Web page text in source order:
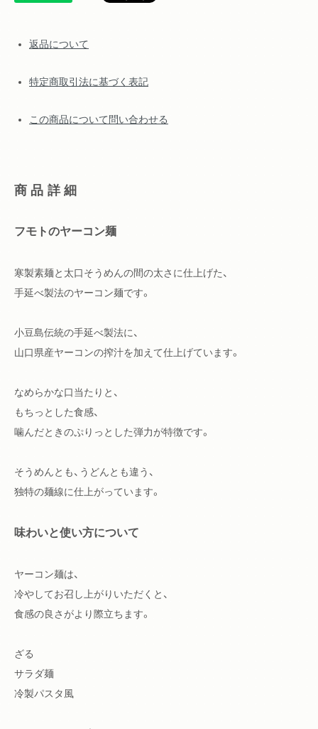
返品について
特定商取引法に基づく表記
この商品について問い合わせる
商品詳細
フモトのヤーコン麺
寒製素麺と太口そうめんの間の太さに仕上げた、
手延べ製法のヤーコン麺です。
小豆島伝統の手延べ製法に、
山口県産ヤーコンの搾汁を加えて仕上げています。
なめらかな口当たりと、
もちっとした食感、
噛んだときのぷりっとした弾力が特徴です。
そうめんとも、うどんとも違う、
独特の麺線に仕上がっています。
味わいと使い方について
ヤーコン麺は、
冷やしてお召し上がりいただくと、
食感の良さがより際立ちます。
ざる
サラダ麺
冷製パスタ風